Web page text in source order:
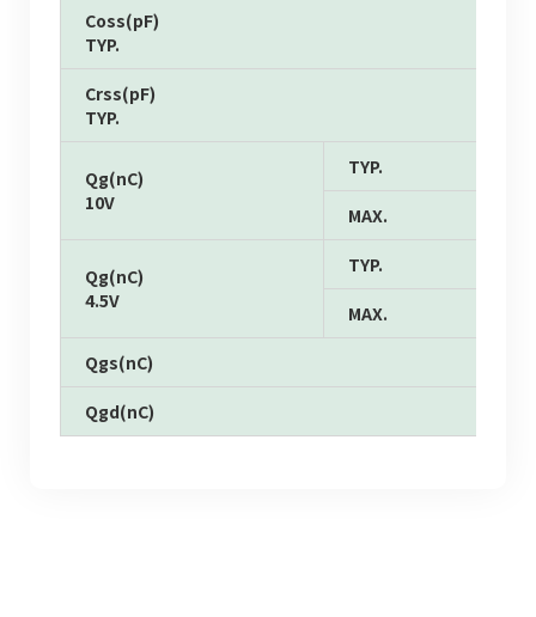
Coss(pF)
TYP.
Crss(pF)
TYP.
Qg(nC)
10V
TYP.
MAX.
Qg(nC)
4.5V
TYP.
MAX.
Qgs(nC)
Qgd(nC)